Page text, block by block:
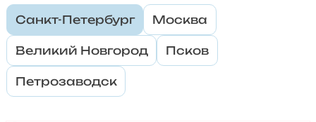
Санкт-Петербург Москва
Великий Новгород Псков
Петрозаводск